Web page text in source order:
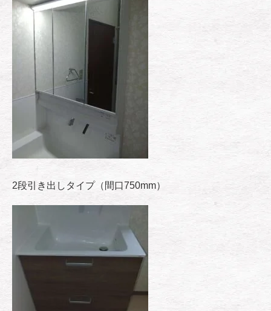
2段引き出しタイプ（間口750mm）